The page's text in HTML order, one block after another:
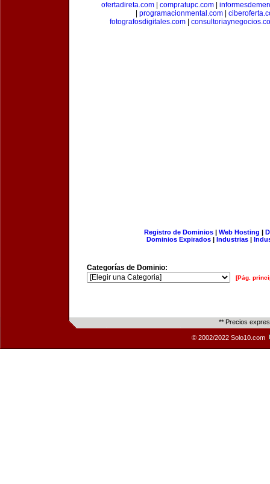
ofertadireta.com| compratupc.com|
programacionmental.com|
fotografosdigitales.com
Registro de Dominios| Web Hosting |
Dominios Expirados | Industrias |
Categorías de Dominio:
[Pág.
** Precios
© 2002/2022 Solo10.com